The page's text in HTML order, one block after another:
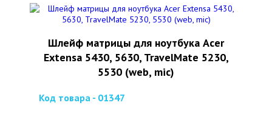
Шлейф матрицы для ноутбука Acer
Extensa 5430, 5630, TravelMate 5230,
5530 (web, mic)
Код товара - 01347